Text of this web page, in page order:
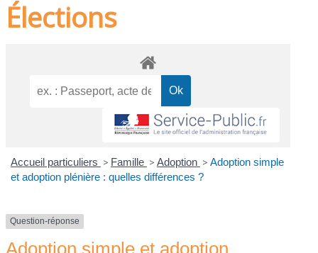
Élections
Accueil particuliers > Famille > Adoption > Adoption simple
et adoption plénière : quelles différences ?
Question-réponse
Adoption simple et adoption